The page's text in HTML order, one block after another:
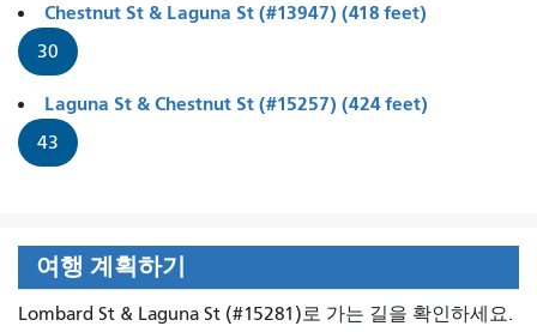
Chestnut St & Laguna St (#13947) (418 feet)
30
Laguna St & Chestnut St (#15257) (424 feet)
43
여행 계획하기
Lombard St & Laguna St (#15281)로 가는 길을 확인하세요.